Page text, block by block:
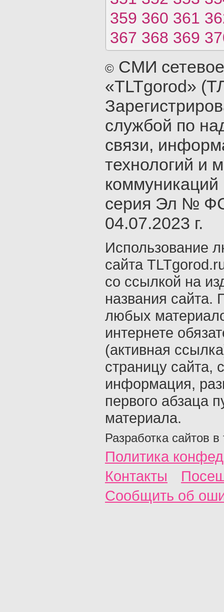
359 360 361
367 368 369
© СМИ
«TLTgorod»
службой по
связи,
технологий и
серия Эл №
04.07.2023 г.
Использование
сайта
со ссылкой на
названия сайта.
любых
интернете
(активная
страницу сайта,
информация,
первого абзаца
материала.
Разработка сайтов в
Политика
Контакты
Сообщить об